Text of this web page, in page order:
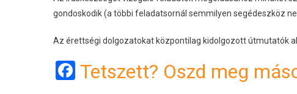
gondoskodik (a többi feladatsornál semmilyen segédeszköz
Az érettségi dolgozatokat központilag kidolgozott útmutatók
Facebook
Tetszett? Oszd meg